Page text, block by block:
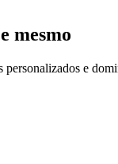
mesmo
e